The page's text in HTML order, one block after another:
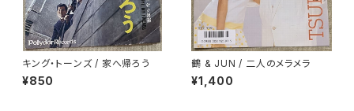
キング・トーンズ / 家へ帰ろう
¥850
鶴 & JUN / 二人のメラメラ
¥1,400